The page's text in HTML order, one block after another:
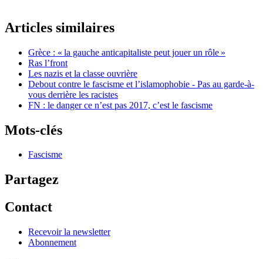
Articles similaires
Grèce : « la gauche anticapitaliste peut jouer un rôle »
Ras l’front
Les nazis et la classe ouvrière
Debout contre le fascisme et l’islamophobie - Pas au garde-à-
vous derrière les racistes
FN : le danger ce n’est pas 2017, c’est le fascisme
Mots-clés
Fascisme
Partagez
Contact
Recevoir la newsletter
Abonnement